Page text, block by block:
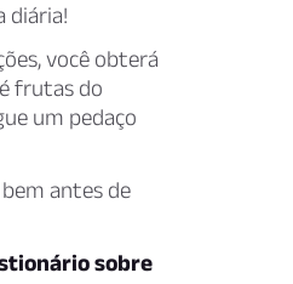
diária!
você obterá
frutas do
um pedaço
antes de
sobre